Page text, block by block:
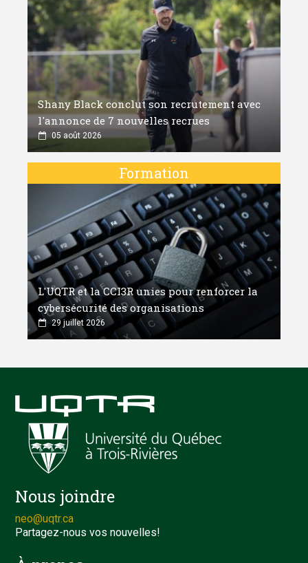
Shany Black conclut son recrutement avec
l'annonce de 7 nouvelles recrues
05 août 2026
Formation
L'UQTR et la CCI3R unies pour renforcer la
cybersécurité des organisations
29 juillet 2026
Nous joindre
neo@uqtr.ca
Partagez-nous vos nouvelles!